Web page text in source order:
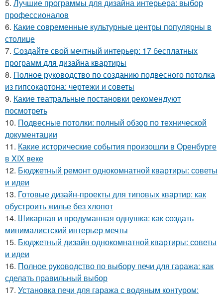
5. Лучшие программы для дизайна интерьера: выбор
профессионалов
6. Какие современные культурные центры популярны в
столице
7. Создайте свой мечтный интерьер: 17 бесплатных
программ для дизайна квартиры
8. Полное руководство по созданию подвесного потолка
из гипсокартона: чертежи и советы
9. Какие театральные постановки рекомендуют
посмотреть
10. Подвесные потолки: полный обзор по технической
документации
11. Какие исторические события произошли в Оренбурге
в XIX веке
12. Бюджетный ремонт однокомнатной квартиры: советы
и идеи
13. Готовые дизайн-проекты для типовых квартир: как
обустроить жилье без хлопот
14. Шикарная и продуманная однушка: как создать
минималистский интерьер мечты
15. Бюджетный дизайн однокомнатной квартиры: советы
и идеи
16. Полное руководство по выбору печи для гаража: как
сделать правильный выбор
17. Установка печи для гаража с водяным контуром: